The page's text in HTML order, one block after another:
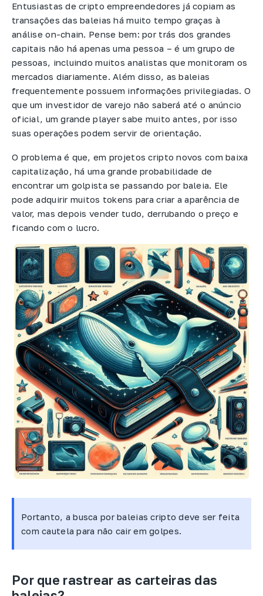
Entusiastas de cripto empreendedores já copiam as
transações das baleias há muito tempo graças à
análise on-chain. Pense bem: por trás dos grandes
capitais não há apenas uma pessoa – é um grupo de
pessoas, incluindo muitos analistas que monitoram os
mercados diariamente. Além disso, as baleias
frequentemente possuem informações privilegiadas. O
que um investidor de varejo não saberá até o anúncio
oficial, um grande player sabe muito antes, por isso
suas operações podem servir de orientação.
O problema é que, em projetos cripto novos com baixa
capitalização, há uma grande probabilidade de
encontrar um golpista se passando por baleia. Ele
pode adquirir muitos tokens para criar a aparência de
valor, mas depois vender tudo, derrubando o preço e
ficando com o lucro.
Portanto, a busca por baleias cripto deve ser feita
com cautela para não cair em golpes.
Por que rastrear as carteiras das